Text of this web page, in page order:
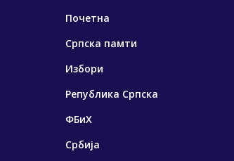
Почетна
Српска памти
Избори
Република Српска
ФБиХ
Србија